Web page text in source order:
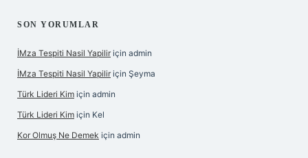
SON YORUMLAR
İMza Tespiti Nasil Yapilir için admin
İMza Tespiti Nasil Yapilir için Şeyma
Türk Lideri Kim için admin
Türk Lideri Kim için Kel
Kor Olmuş Ne Demek için admin